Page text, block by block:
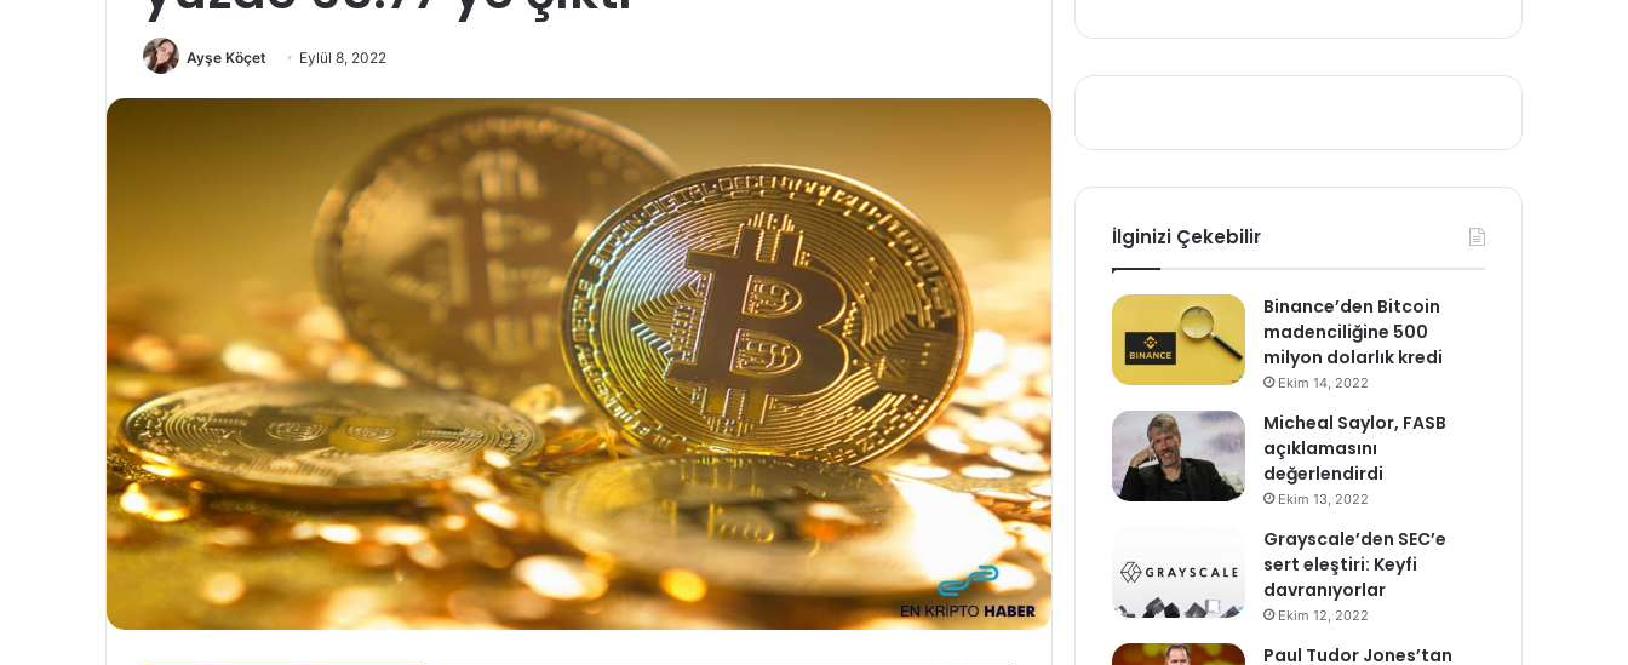
Ayşe Köçet Eylül 8, 2022
İlginizi Çekebilir
Binance’den Bitcoin
madenciliğine 500
milyon dolarlık kredi
Ekim 14, 2022
Micheal Saylor, FASB
açıklamasını
değerlendirdi
Ekim 13, 2022
Grayscale’den SEC’e
sert eleştiri: Keyfi
davranıyorlar
Ekim 12, 2022
Paul Tudor Jones’tan